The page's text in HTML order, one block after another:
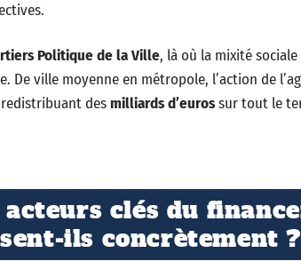
Politique de la Ville, là où la mixité
De ville moyenne en métropole, l’action de
desmilliards d’eurossur tout le
acteurs clés du
ils concrètement ?